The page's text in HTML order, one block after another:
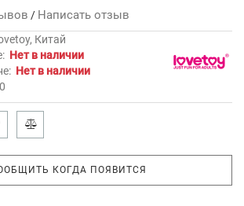
/ Написать отзыв
Китай
Нет в наличии
Нет в наличии
КОГДА ПОЯВИТСЯ